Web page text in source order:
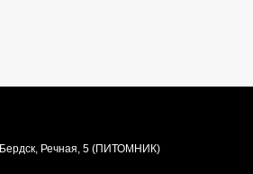
Бердск, Речная, 5 (ПИТОМНИК)